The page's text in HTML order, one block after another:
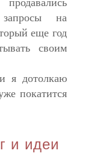
на
еще год
своим
я дотолкаю
покатится
и идеи